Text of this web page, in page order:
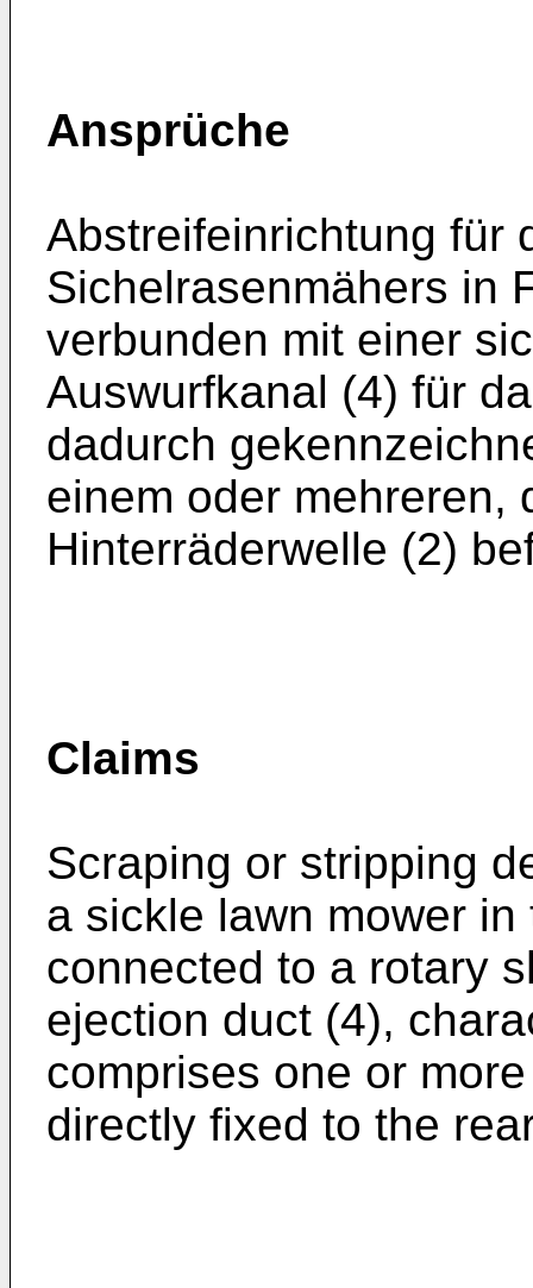
Ansprüche
Abstreifeinrichtung für
Sichelrasenmähers in
verbunden mit einer
Auswurfkanal (4) für
dadurch
einem oder mehreren,
Hinterräderwelle (2)
Claims
Scraping or stripping
a sickle lawn mower
connected to a rotary
ejection duct (4),
comprises one or
directly fixed to the